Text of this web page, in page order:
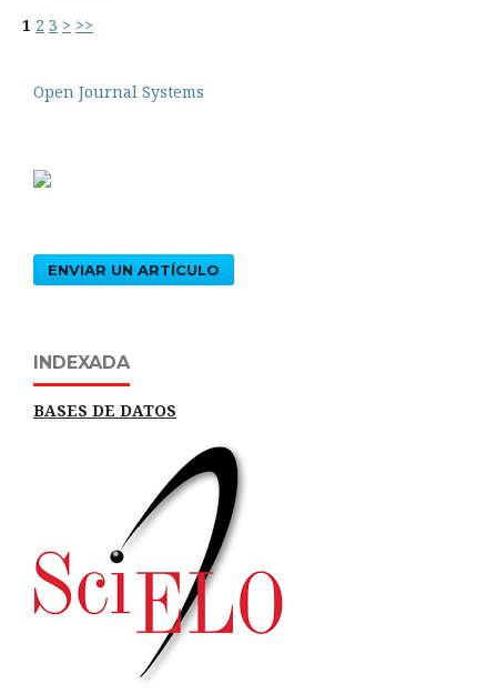
1 2 3 > >>
Open Journal Systems
ENVIAR UN ARTÍCULO
INDEXADA
BASES DE DATOS